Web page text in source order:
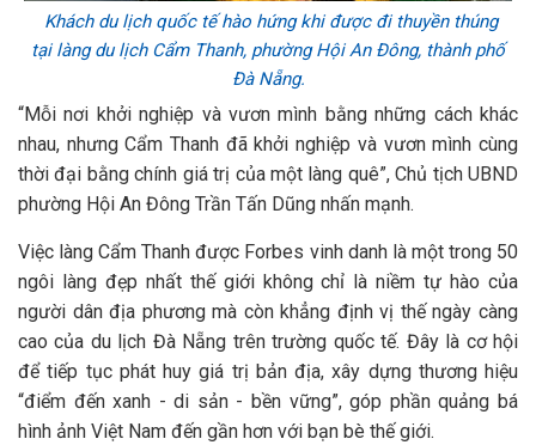
Khách du lịch quốc tế hào hứng khi được đi thuyền thúng
tại làng du lịch Cẩm Thanh, phường Hội An Đông, thành phố
Đà Nẵng.
“Mỗi nơi khởi nghiệp và vươn mình bằng những cách khác
nhau, nhưng Cẩm Thanh đã khởi nghiệp và vươn mình cùng
thời đại bằng chính giá trị của một làng quê”, Chủ tịch UBND
phường Hội An Đông Trần Tấn Dũng nhấn mạnh.
Việc làng Cẩm Thanh được Forbes vinh danh là một trong 50
ngôi làng đẹp nhất thế giới không chỉ là niềm tự hào của
người dân địa phương mà còn khẳng định vị thế ngày càng
cao của du lịch Đà Nẵng trên trường quốc tế. Đây là cơ hội
để tiếp tục phát huy giá trị bản địa, xây dựng thương hiệu
“điểm đến xanh - di sản - bền vững”, góp phần quảng bá
hình ảnh Việt Nam đến gần hơn với bạn bè thế giới.